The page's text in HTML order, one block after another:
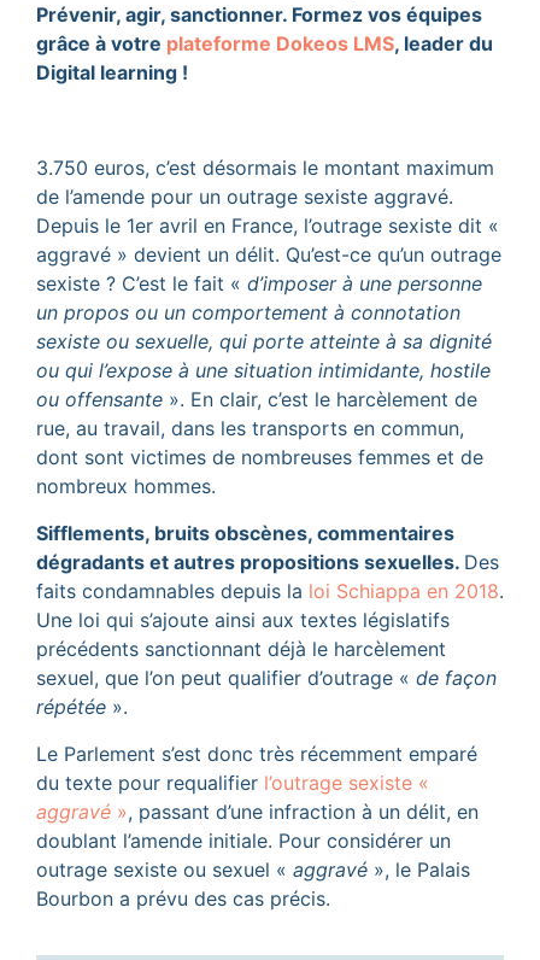
Prévenir, agir, sanctionner. Formez vos équipes
grâce à votre plateforme Dokeos LMS, leader du
Digital learning !
3.750 euros, c’est désormais le montant maximum
de l’amende pour un outrage sexiste aggravé.
Depuis le 1er avril en France, l’outrage sexiste dit «
aggravé » devient un délit. Qu’est-ce qu’un outrage
sexiste ? C’est le fait « d’imposer à une personne
un propos ou un comportement à connotation
sexiste ou sexuelle, qui porte atteinte à sa dignité
ou qui l’expose à une situation intimidante, hostile
ou offensante ». En clair, c’est le harcèlement de
rue, au travail, dans les transports en commun,
dont sont victimes de nombreuses femmes et de
nombreux hommes.
Sifflements, bruits obscènes, commentaires
dégradants et autres propositions sexuelles. Des
faits condamnables depuis la loi Schiappa en 2018.
Une loi qui s’ajoute ainsi aux textes législatifs
précédents sanctionnant déjà le harcèlement
sexuel, que l’on peut qualifier d’outrage « de façon
répétée ».
Le Parlement s’est donc très récemment emparé
du texte pour requalifier l’outrage sexiste «
aggravé », passant d’une infraction à un délit, en
doublant l’amende initiale. Pour considérer un
outrage sexiste ou sexuel « aggravé », le Palais
Bourbon a prévu des cas précis.